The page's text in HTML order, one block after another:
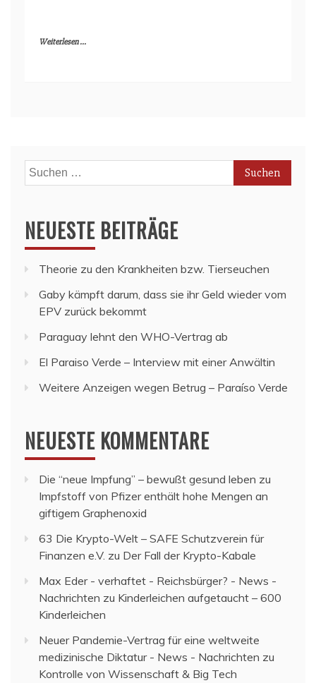
Weiterlesen ...
Suchen
nach:
NEUESTE BEITRÄGE
Theorie zu den Krankheiten bzw. Tierseuchen
Gaby kämpft darum, dass sie ihr Geld wieder vom
EPV zurück bekommt
Paraguay lehnt den WHO-Vertrag ab
El Paraiso Verde – Interview mit einer Anwältin
Weitere Anzeigen wegen Betrug – Paraíso Verde
NEUESTE KOMMENTARE
Die “neue Impfung” – bewußt gesund leben zu
Impfstoff von Pfizer enthält hohe Mengen an
giftigem Graphenoxid
63 Die Krypto-Welt – SAFE Schutzverein für
Finanzen e.V. zu Der Fall der Krypto-Kabale
Max Eder - verhaftet - Reichsbürger? - News -
Nachrichten zu Kinderleichen aufgetaucht – 600
Kinderleichen
Neuer Pandemie-Vertrag für eine weltweite
medizinische Diktatur - News - Nachrichten zu
Kontrolle von Wissenschaft & Big Tech